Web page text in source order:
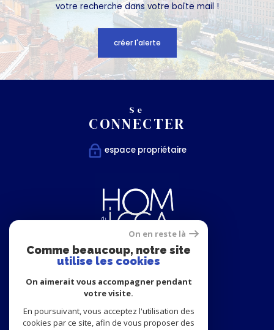
votre recherche dans votre boîte mail !
créer l'alerte
Se
CONNECTER
espace propriétaire
Nous
SUIVRE
On en reste là
Comme beaucoup, notre site
utilise les cookies
On aimerait vous accompagner pendant
votre visite.
En poursuivant, vous acceptez l'utilisation des
cookies par ce site, afin de vous proposer des